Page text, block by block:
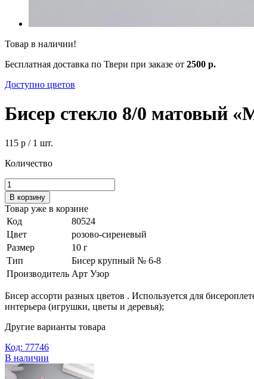
Товар в наличии!
Бесплатная доставка по Твери при заказе от 2500 р.
Доступно цветов
Бисер стекло 8/0 матовый
115 р / 1 шт.
Количество
В корзину
Товар уже в корзине
Код
80524
Цвет
розово-сиреневый
Размер
10 г
Тип
Бисер крупный № 6-8
Производитель Арт Узор
Бисер ассорти разных цветов . Используется для
интерьера (игрушки, цветы и деревья);
Другие варианты товара
Код: 77746
В наличии